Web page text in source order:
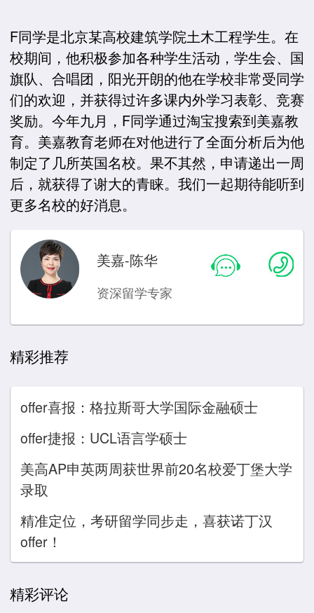
F同学是北京某高校建筑学院土木工程学生。在
校期间，他积极参加各种学生活动，学生会、国
旗队、合唱团，阳光开朗的他在学校非常受同学
们的欢迎，并获得过许多课内外学习表彰、竞赛
奖励。今年九月，F同学通过淘宝搜索到美嘉教
育。美嘉教育老师在对他进行了全面分析后为他
制定了几所英国名校。果不其然，申请递出一周
后，就获得了谢大的青睐。我们一起期待能听到
更多名校的好消息。
美嘉-陈华
资深留学专家
精彩推荐
offer喜报：格拉斯哥大学国际金融硕士
offer捷报：UCL语言学硕士
美高AP申英两周获世界前20名校爱丁堡大学
录取
精准定位，考研留学同步走，喜获诺丁汉
offer！
精彩评论